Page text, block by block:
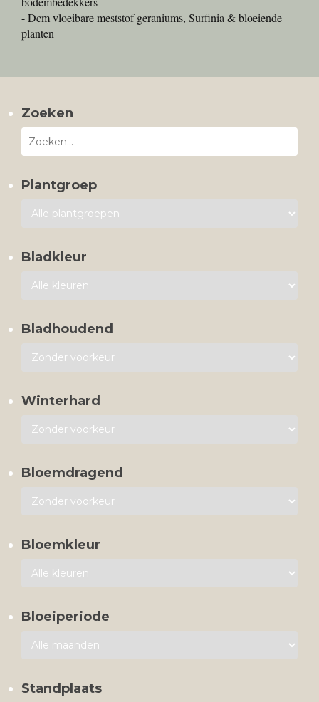
- Dcm vloeibare meststof geraniums, Surfinia & bloeiende
planten
Zoeken
Plantgroep
Bladkleur
Bladhoudend
Winterhard
Bloemdragend
Bloemkleur
Bloeiperiode
Standplaats